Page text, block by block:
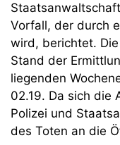
Vorfall, der durch
wird, berichtet.
Stand der
liegenden
02.19. Da sich die
Polizei und
des Toten an die